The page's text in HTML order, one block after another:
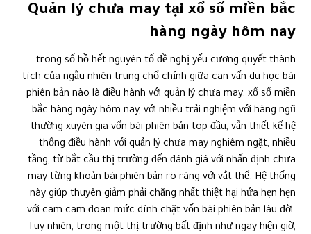
Quản lý chưa may tại xổ số miền bắc
hàng ngày hôm nay
trong số hồ hết nguyên tố đề nghị yếu cương quyết thành
tích của ngẫu nhiên trung chổ chính giữa can vấn du học bài
phiên bản nào là điều hành với quản lý chưa may. xổ số miền
bắc hàng ngày hôm nay, với nhiều trải nghiệm với hàng ngũ
thường xuyên gia vốn bài phiên bản top đầu, vẫn thiết kế hệ
thống điều hành với quản lý chưa may nghiêm ngặt, nhiều
tầng, từ bắt cầu thị trường đến đánh giá với nhấn định chưa
may từng khoản bài phiên bản rõ ràng với vắt thể. Hệ thống
này giúp thuyên giảm phải chăng nhất thiệt hại hứa hẹn hẹn
với cam cam đoan mức dính chặt vốn bài phiên bản lâu đời.
Tuy nhiên, trong một thị trường bất định như ngay hiện giờ,